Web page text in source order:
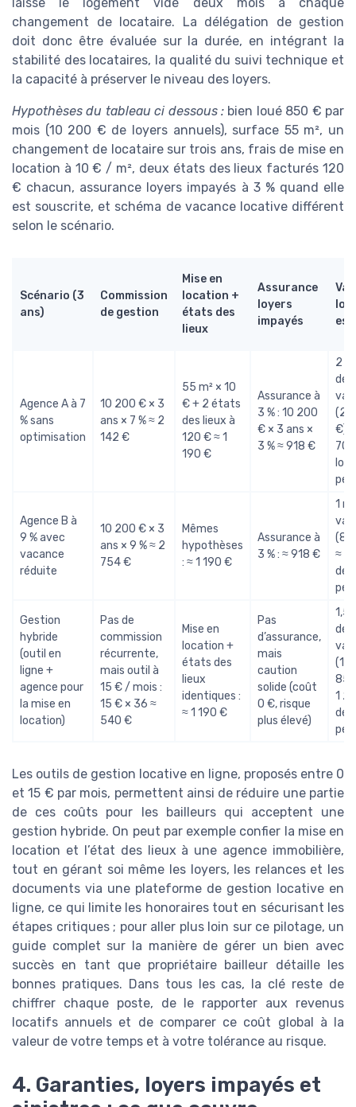
laisse le logement vide deux mois à chaque
changement de locataire. La délégation de gestion
doit donc être évaluée sur la durée, en intégrant la
stabilité des locataires, la qualité du suivi technique et
la capacité à préserver le niveau des loyers.
Hypothèses du tableau ci dessous : bien loué 850 € par
mois (10 200 € de loyers annuels), surface 55 m², un
changement de locataire sur trois ans, frais de mise en
location à 10 € / m², deux états des lieux facturés 120
€ chacun, assurance loyers impayés à 3 % quand elle
est souscrite, et schéma de vacance locative différent
selon le scénario.
Scénario (3
ans)
Commission
de gestion
Mise en
location +
états des
lieux
Assurance
loyers
impayés
Agence A à 7
% sans
optimisation
10 200 € × 3
ans × 7 % ≈ 2
142 €
55 m² × 10
€ + 2 états
des lieux à
120 € ≈ 1
190 €
Assurance à
3 % : 10 200
€ × 3 ans ×
3 % ≈ 918 €
2
de
(2
€)
Agence B à
9 % avec
vacance
réduite
10 200 € × 3
ans × 9 % ≈ 2
754 €
Mêmes
hypothèses
: ≈ 1 190 €
Assurance à
3 % : ≈ 918 €
1
≈
de
Gestion
hybride
(outil en
ligne +
agence pour
la mise en
location)
Pas de
commission
récurrente,
mais outil à
15 € / mois :
15 € × 36 ≈
540 €
Mise en
location +
états des
lieux
identiques :
≈ 1 190 €
Pas
d’assurance,
mais
caution
solide (coût
0 €, risque
plus élevé)
1,5
de
(1,5
1
de
Les outils de gestion locative en ligne, proposés entre 0
et 15 € par mois, permettent ainsi de réduire une partie
de ces coûts pour les bailleurs qui acceptent une
gestion hybride. On peut par exemple confier la mise en
location et l’état des lieux à une agence immobilière,
tout en gérant soi même les loyers, les relances et les
documents via une plateforme de gestion locative en
ligne, ce qui limite les honoraires tout en sécurisant les
étapes critiques ; pour aller plus loin sur ce pilotage, un
guide complet sur la manière de gérer un bien avec
succès en tant que propriétaire bailleur détaille les
bonnes pratiques. Dans tous les cas, la clé reste de
chiffrer chaque poste, de le rapporter aux revenus
locatifs annuels et de comparer ce coût global à la
valeur de votre temps et à votre tolérance au risque.
4. Garanties, loyers impayés et